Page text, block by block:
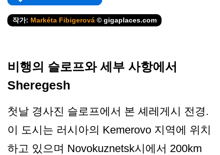
작가: Markéta Fibigerová © gigaplaces.com
비행의 슬로프와 세부 사항에서
Sheregesh
첫날 경사진 슬로프에서 본 셰레게시 전경.
이 도시는 러시아의 Kemerovo 지역에 위치
하고 있으며 Novokuznetsk시에서 200km